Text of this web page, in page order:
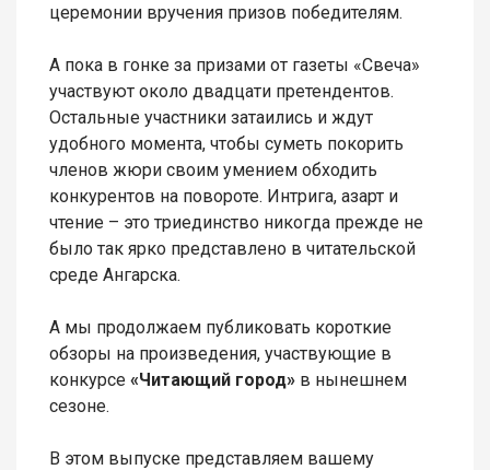
церемонии вручения призов победителям.
А пока в гонке за призами от газеты «Свеча»
участвуют около двадцати претендентов.
Остальные участники затаились и ждут
удобного момента, чтобы суметь покорить
членов жюри своим умением обходить
конкурентов на повороте. Интрига, азарт и
чтение – это триединство никогда прежде не
было так ярко представлено в читательской
среде Ангарска.
А мы продолжаем публиковать короткие
обзоры на произведения, участвующие в
конкурсе «Читающий город» в нынешнем
сезоне.
В этом выпуске представляем вашему